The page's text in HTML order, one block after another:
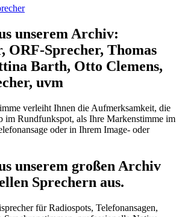
unserem Archiv:
ORF-Sprecher, Thomas
Barth, Otto Clemens,
uvm
verleiht Ihnen die Aufmerksamkeit, die
im Rundfunkspot, als Ihre Markenstimme im
oder in Ihrem Image- oder
unserem großen Archiv
Sprechern aus.
für Radiospots, Telefonansagen,